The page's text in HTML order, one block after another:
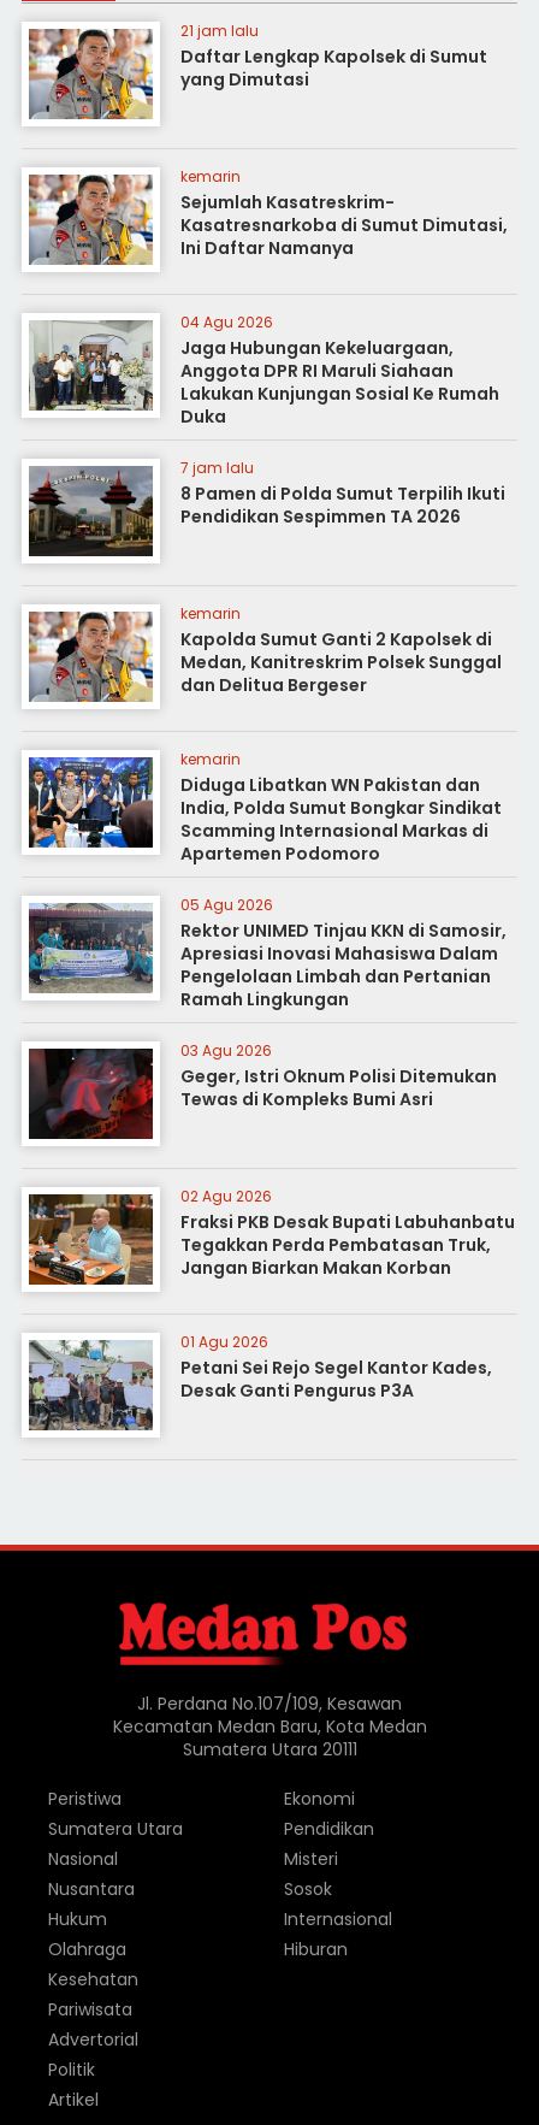
21 jam lalu
Daftar Lengkap Kapolsek di Sumut
yang Dimutasi
kemarin
Sejumlah Kasatreskrim-
Kasatresnarkoba di Sumut Dimutasi,
Ini Daftar Namanya
04 Agu 2026
Jaga Hubungan Kekeluargaan,
Anggota DPR RI Maruli Siahaan
Lakukan Kunjungan Sosial Ke Rumah
Duka
7 jam lalu
8 Pamen di Polda Sumut Terpilih Ikuti
Pendidikan Sespimmen TA 2026
kemarin
Kapolda Sumut Ganti 2 Kapolsek di
Medan, Kanitreskrim Polsek Sunggal
dan Delitua Bergeser
kemarin
Diduga Libatkan WN Pakistan dan
India, Polda Sumut Bongkar Sindikat
Scamming Internasional Markas di
Apartemen Podomoro
05 Agu 2026
Rektor UNIMED Tinjau KKN di Samosir,
Apresiasi Inovasi Mahasiswa Dalam
Pengelolaan Limbah dan Pertanian
Ramah Lingkungan
03 Agu 2026
Geger, Istri Oknum Polisi Ditemukan
Tewas di Kompleks Bumi Asri
02 Agu 2026
Fraksi PKB Desak Bupati Labuhanbatu
Tegakkan Perda Pembatasan Truk,
Jangan Biarkan Makan Korban
01 Agu 2026
Petani Sei Rejo Segel Kantor Kades,
Desak Ganti Pengurus P3A
Jl. Perdana No.107/109, Kesawan
Kecamatan Medan Baru, Kota Medan
Sumatera Utara 20111
Peristiwa
Sumatera Utara
Nasional
Nusantara
Hukum
Olahraga
Ekonomi
Pendidikan
Misteri
Sosok
Internasional
Hiburan
Kesehatan
Pariwisata
Advertorial
Politik
Artikel